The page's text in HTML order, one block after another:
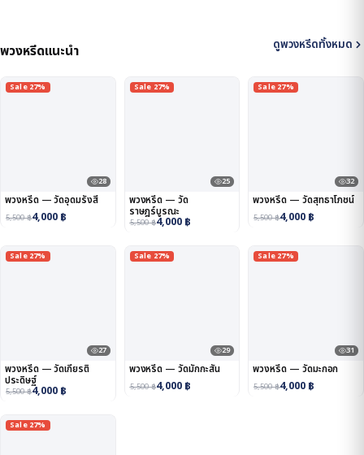
พวงหรีดแนะนำ ดูพวงหรีดทั้งหมด
Sale 27%
28
พวงหรีด — วัดอุดมรังสี
5,500฿4,000 ฿
Sale 27%
25
พวงหรีด — วัด
ราษฎร์บูรณะ
5,500฿4,000 ฿
Sale 27%
32
พวงหรีด — วัดสุทธาโภชน์
5,500฿4,000 ฿
Sale 27%
27
พวงหรีด — วัดเกียรติ
ประดิษฐ์
5,500฿4,000 ฿
Sale 27%
29
พวงหรีด — วัดมักกะสัน
5,500฿4,000 ฿
Sale 27%
31
พวงหรีด — วัดมะกอก
5,500฿4,000 ฿
Sale 27%